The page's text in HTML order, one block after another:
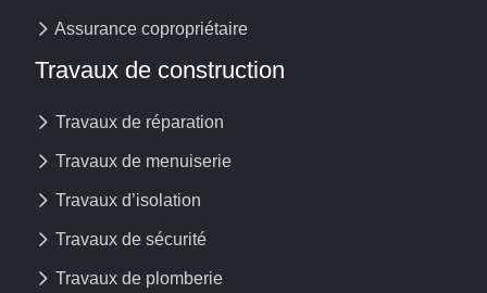
Assurance copropriétaire
Travaux de construction
Travaux de réparation
Travaux de menuiserie
Travaux d’isolation
Travaux de sécurité
Travaux de plomberie